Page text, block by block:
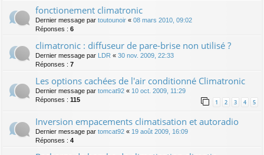
fonctionement climatronic
Dernier message par toutounoir « 08 mars 2010, 09:02
Réponses : 6
climatronic : diffuseur de pare-brise non utilisé ?
Dernier message par LDR « 30 nov. 2009, 22:33
Réponses : 7
Les options cachées de l'air conditionné Climatronic
Dernier message par tomcat92 « 10 oct. 2009, 11:29
Réponses : 115 1 2 3 4 5
Inversion empacements climatisation et autoradio
Dernier message par tomcat92 « 19 août 2009, 16:09
Réponses : 4